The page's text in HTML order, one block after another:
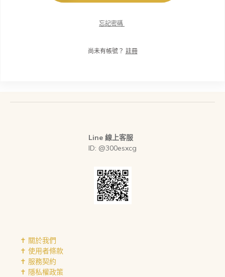
忘記密碼
尚未有帳號？ 註冊
Line 線上客服
ID: @300esxcg
✝︎ 關於我們
✝︎ 使用者條款
✝︎ 服務契約
✝︎ 隱私權政策